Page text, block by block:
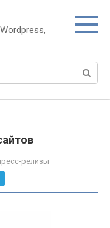
релизы